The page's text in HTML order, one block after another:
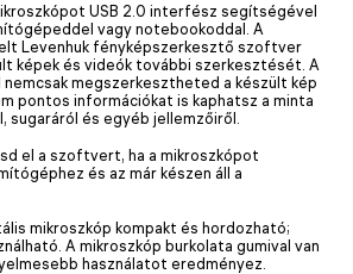
USB 2.0 interfész segítségével
vagy notebookoddal. A
Levenhuk fényképszerkesztő szoftver
képek és videók további szerkesztését. A
megszerkesztheted a készült kép
pontos információkat is kaphatsz a minta
és egyéb jellemzőiről.
el a szoftvert, ha a mikroszkópot
és az már készen áll a
mikroszkóp kompakt és hordozható;
A mikroszkóp burkolata gumival van
használatot eredményez.